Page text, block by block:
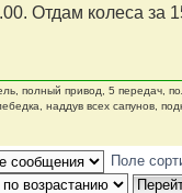
Отдам колеса за
полный привод, 5 передач,
наддув всех сапунов,
Поле